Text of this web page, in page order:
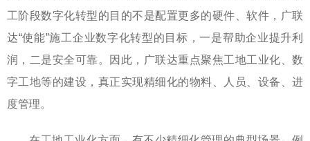
工阶段数字化转型的目的不是配置更多的硬件、软件，广联
达“使能”施工企业数字化转型的目标，一是帮助企业提升利
润，二是安全可靠。因此，广联达重点聚焦工地工业化、数
字工地等的建设，真正实现精细化的物料、人员、设备、进
度管理。